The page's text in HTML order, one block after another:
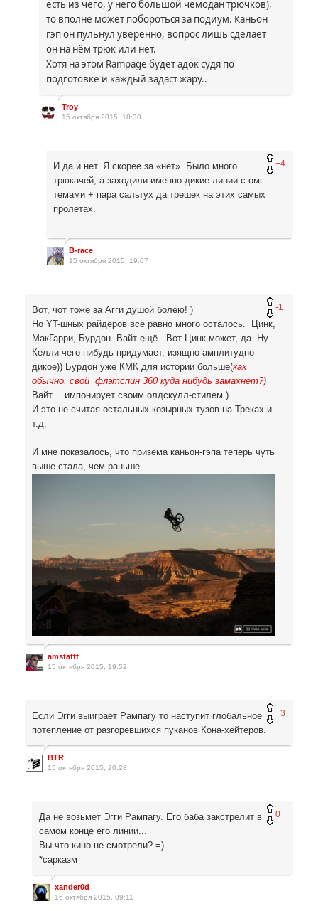
есть из чего, у него большой чемодан трючков),
то вполне может побороться за подиум. Каньон
гэп он пульнул уверенно, вопрос лишь сделает
он на нём трюк или нет.
Хотя на этом Rampage будет адок судя по
подготовке и каждый задаст жару..
Troy
15 октября 2015, 18:30
+4
И да и нет. Я скорее за «нет». Было много
трюкачей, а заходили именно дикие линии с омг
темами + пара сальтух да трешек на этих самых
пролетах.
B-race
15 октября 2015, 19:07
-1
Вот, чот тоже за Агги душой болею! )
Но YT-шных райдеров всё равно много осталось. Цинк,
МакГарри, Бурдон. Вайт ещё. Вот Цинк может, да. Ну
Келли чего нибудь придумает, изящно-амплитудно-
дикое)) Бурдон уже КМК для истории больше(как
обычно, свой флэтспин 360 куда нибудь замахнёт?)
Вайт… импонирует своим олдскулл-стилем.)
И это не считая остальных козырных тузов на Треках и
т.д.
И мне показалось, что призёма каньон-гэпа теперь чуть
выше стала, чем раньше.
amstafff
15 октября 2015, 19:52
+3
Если Эгги выиграет Рампагу то наступит глобальное
потепление от разгоревшихся пуканов Кона-хейтеров.
BTR
15 октября 2015, 20:28
0
Да не возьмет Эгги Рампагу. Его баба закстрелит в
самом конце его линии...
Вы что кино не смотрели? =)
*сарказм
xander0d
16 октября 2015, 09:11